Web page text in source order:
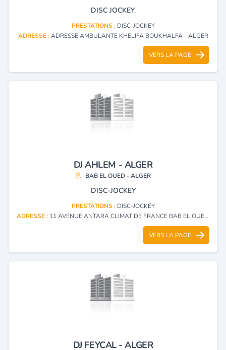
DISC JOCKEY.
PRESTATIONS : DISC-JOCKEY
ADRESSE :ADRESSE AMBULANTE KHELIFA BOUKHALFA - ALGER
VERS LA PAGE
DJ AHLEM - ALGER
BAB EL OUED - ALGER
DISC-JOCKEY
PRESTATIONS : DISC-JOCKEY
ADRESSE : 11 AVENUE ANTARA CLIMAT DE FRANCE BAB EL OUED - ALGER
VERS LA PAGE
DJ FEYCAL - ALGER